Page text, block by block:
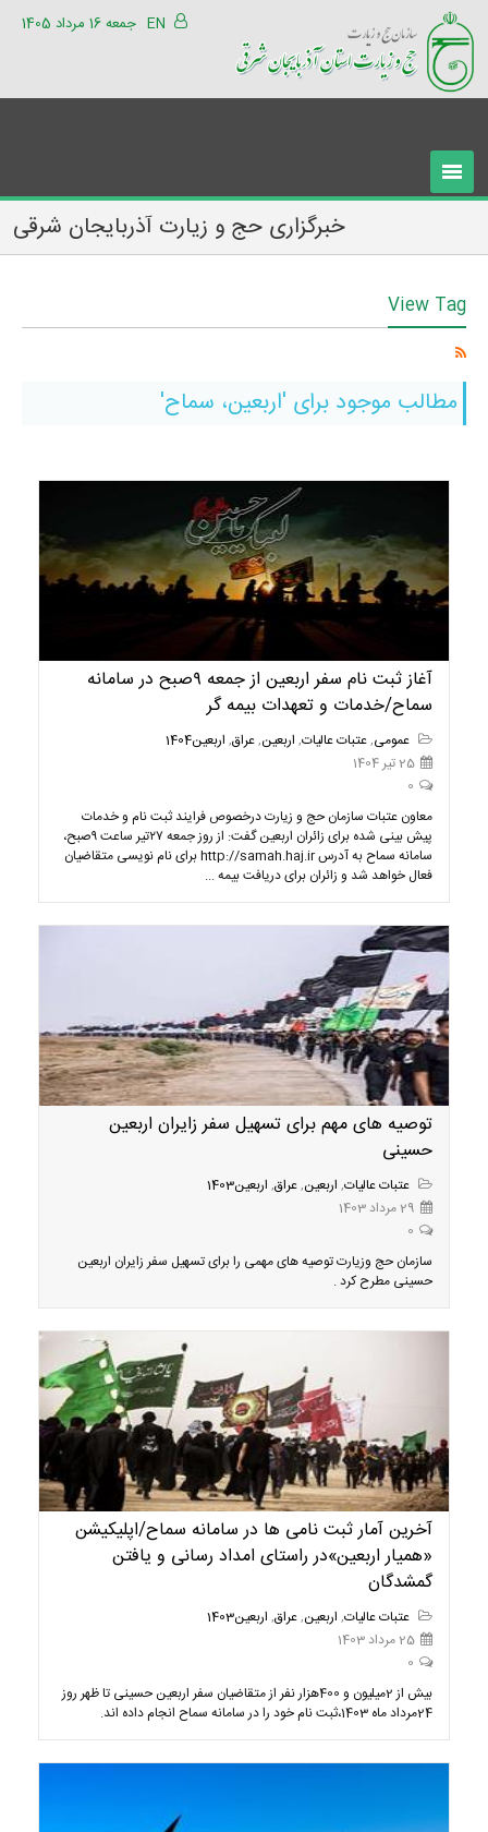
جمعه 16 مرداد 1405 EN
خبرگزاری حج و زیارت آذربایجان شرقی
View Tag
مطالب موجود برای 'اربعین، سماح'
آغاز ثبت نام سفر اربعین از جمعه ۹صبح در سامانه
سماح/خدمات و تعهدات بیمه گر
عمومی,عتبات عالیات, اربعین,عراق, اربعین1404
25 تیر 1404
0
معاون عتبات سازمان حج و زیارت درخصوص فرایند ثبت نام و خدمات
پیش بینی شده برای زائران اربعین گفت: از روز جمعه ۲۷تیر ساعت ۹صبح،
سامانه سماح به آدرس http://samah.haj.ir برای نام نویسی متقاضیان
فعال خواهد شد و زائران برای دریافت بیمه ...
توصیه های مهم برای تسهیل سفر زایران اربعین
حسینی
عتبات عالیات, اربعین,عراق, اربعین1403
29 مرداد 1403
0
سازمان حج وزیارت توصیه های مهمی را برای تسهیل سفر زایران اربعین
حسینی مطرح کرد .
آخرین آمار ثبت نامی ها در سامانه سماح/اپلیکیشن
«همیار اربعین»در راستای امداد رسانی و یافتن
گمشدگان
عتبات عالیات, اربعین,عراق, اربعین1403
25 مرداد 1403
0
بیش از 2میلیون و 400هزار نفر از متقاضیان سفر اربعین حسینی تا ظهر روز
24مرداد ماه 1403،ثبت نام خود را در سامانه سماح انجام داده اند.